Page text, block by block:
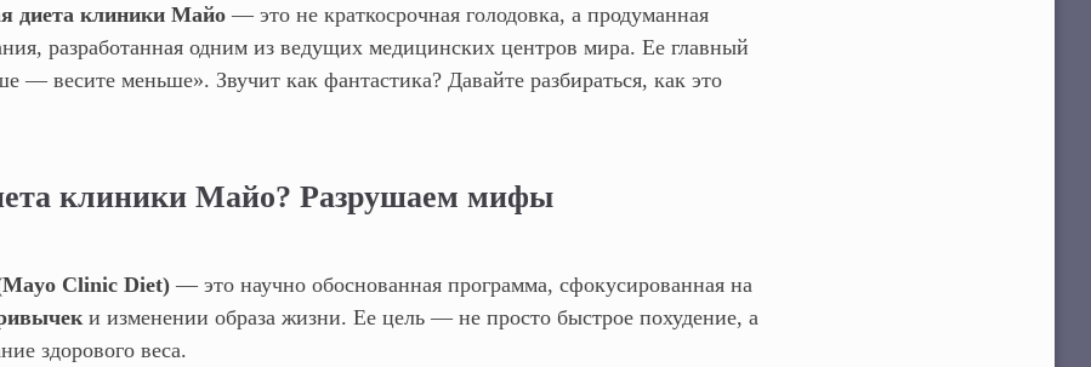
диета клиники Майо— это не краткосрочная голодовка, а продуманная
разработанная одним из ведущих медицинских центров мира. Ее главный
— весите меньше». Звучит как фантастика? Давайте разбираться, как это
клиники Майо? Разрушаем мифы
Clinic Diet)— это научно обоснованная программа, сфокусированная на
и изменении образа жизни. Ее цель — не просто быстрое похудение, а
здорового веса.